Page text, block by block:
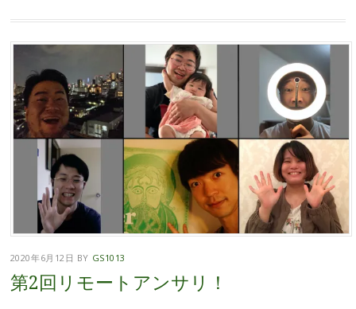
2020年6月12日 BY GS1013
第2回リモートアンサリ！